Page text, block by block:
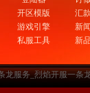
开区模版
游戏引擎
私服工具
汇
新
新
服务_烈焰开服一条